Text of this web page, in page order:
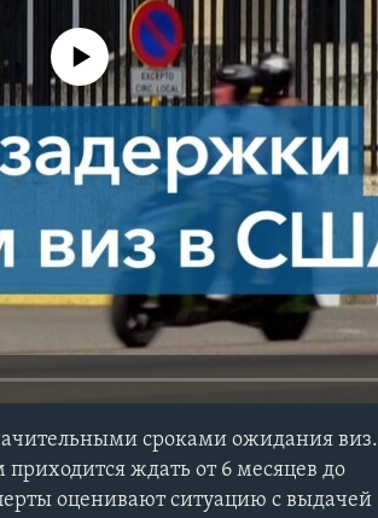
source currently available
сроками ожидания виз.
ждать от 6 месяцев до
оценивают ситуацию с выдачей